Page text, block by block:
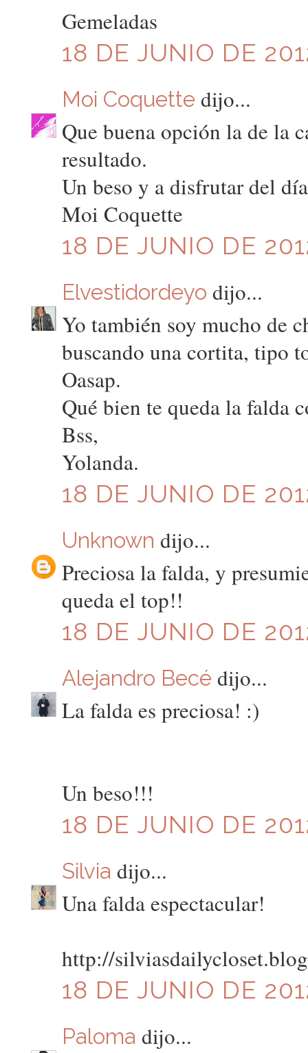
Gemeladas
18 DE JUNIO DE
Moi Coquette dijo...
Que buena opción la de la
resultado.
Un beso y a disfrutar del
Moi Coquette
18 DE JUNIO DE
Elvestidordeyo dijo...
Yo también soy mucho de
buscando una cortita, tipo
Oasap.
Qué bien te queda la falda
Bss,
Yolanda.
18 DE JUNIO DE
Unknown dijo...
Preciosa la falda, y
queda el top!!
18 DE JUNIO DE
Alejandro Becé dijo...
La falda es preciosa! :)
Un beso!!!
18 DE JUNIO DE
Silvia dijo...
Una falda espectacular!
http://
18 DE JUNIO DE
Paloma dijo...